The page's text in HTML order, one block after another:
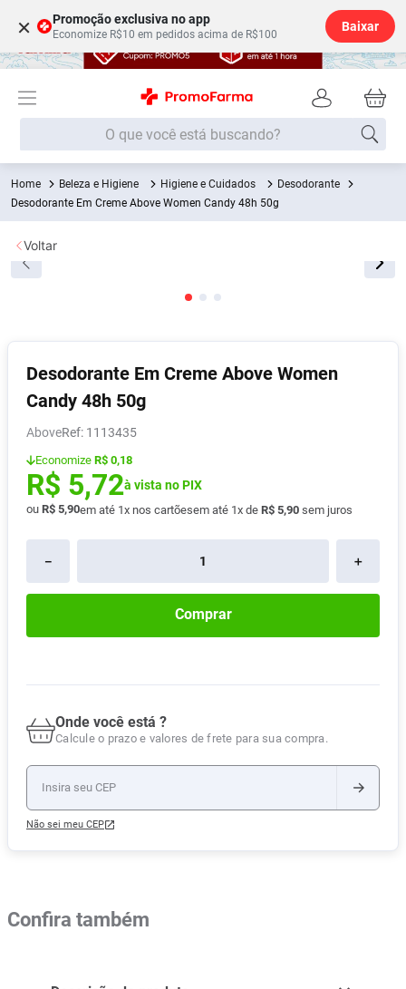
× Promoção exclusiva no app
Economize R$10 em pedidos acima de R$100
Baixar
O que você está buscando?
Beleza e Higiene Higiene e Cuidados
Desodorante
Desodorante Em Creme Above Women Candy 48h 50g
Desodorante Em Creme Above Women
Candy 48h 50g
Above : 1113435
Economize R$ 0,18
R$ 5,72à vista no PIX
ou R$ 5,90em até 1x nos cartõesem até 1x de R$ 5,90 sem juros
＋
－
Comprar
Onde você está ?
Calcule o prazo e valores de frete para sua compra.
Não sei meu CEP
Voltar
Confira também
Termos mais buscados
1º Fralda
2
5º Fralda G
6º Desodorante
7º Shampoo
8º Pampers Confort Sec
9º Vitamina D
10 º Soro Fisiológico